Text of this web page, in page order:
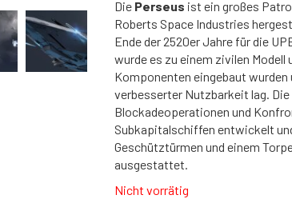
war:
€675,00
ist:
Die Perseus ist ein großes
Roberts Space Industries
Ende der 2520er Jahre für die
wurde es zu einem zivilen
Komponenten eingebaut
verbesserter Nutzbarkeit lag.
Blockadeoperationen und
Subkapitalschiffen entwickelt
Geschütztürmen und einem
ausgestattet.
Nicht vorrätig